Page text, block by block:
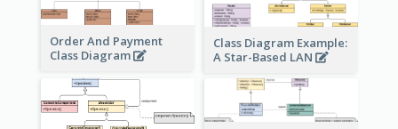
Order And Payment
Class Diagram
Class Diagram Example:
A Star-Based LAN